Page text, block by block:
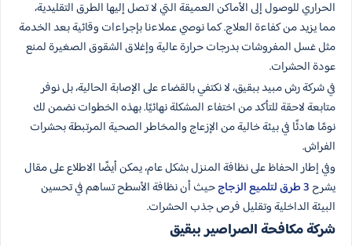
الحراري للوصول إلى الأماكن العميقة التي لا تصل إليها الطرق التقليدية،
مما يزيد من كفاءة العلاج. كما نوصي عملاءنا بإجراءات وقائية بعد الخدمة
مثل غسل المفروشات بدرجات حرارة عالية وإغلاق الشقوق الصغيرة لمنع
عودة الحشرات.
في شركة رش مبيد ببقيق، لا نكتفي بالقضاء على الإصابة الحالية، بل نوفر
متابعة لاحقة للتأكد من اختفاء المشكلة نهائيًا. بهذه الخطوات نضمن لك
نومًا هادئًا في بيئة خالية من الإزعاج والمخاطر الصحية المرتبطة بحشرات
الفراش.
وفي إطار الحفاظ على نظافة المنزل بشكل عام، يمكن أيضًا الاطلاع على مقال
يشرح 3 طرق لتلميع الزجاج
حيث أن نظافة الأسطح تساهم في تحسين
البيئة الداخلية وتقليل فرص جذب الحشرات.
شركة مكافحة الصراصير ببقيق